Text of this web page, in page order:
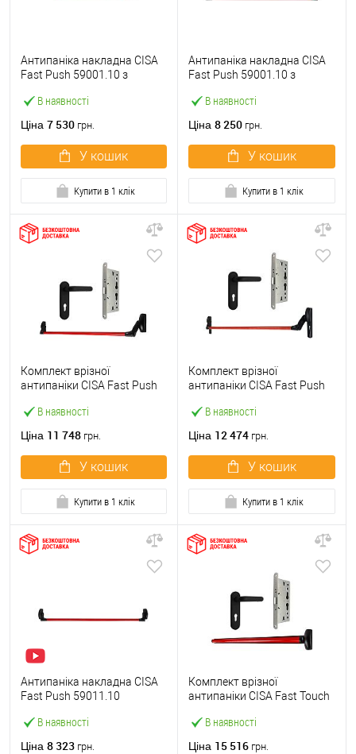
В наявності
Антипаніка накладна CISA
Fast Push 59001.10 з
червона
Ціна 7 530 грн.
У кошик
Купити в 1 клік
В наявності
Антипаніка накладна CISA
Fast Push 59001.10 з
мм червона
Ціна 8 250 грн.
У кошик
Купити в 1 клік
В наявності
Комплект врізної
антипаніки CISA Fast Push
із замком та ручкою
Ціна 11 748 грн.
У кошик
Купити в 1 клік
В наявності
Комплект врізної
антипаніки CISA Fast Push
червоний із замком та
Ціна 12 474 грн.
У кошик
Купити в 1 клік
В наявності
Антипаніка накладна CISA
Fast Push 59011.10
штангою 1200 мм червона
Ціна 8 323 грн.
В наявності
Комплект врізної
антипаніки CISA Fast Touch
із замком та ручкою
Ціна 15 516 грн.